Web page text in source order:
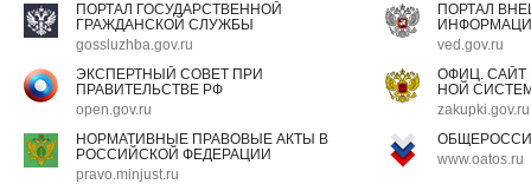
ПОРТАЛ ГОСУДАРСТВЕННОЙ
ГРАЖДАНСКОЙ СЛУЖБЫ
gossluzhba.gov.ru
ПОРТАЛ
ved.gov.ru
ЭКСПЕРТНЫЙ СОВЕТ ПРИ
ПРАВИТЕЛЬСТВЕ РФ
open.gov.ru
ОФИЦ.
НОЙ
zakupki.gov.ru
НОРМАТИВНЫЕ ПРАВОВЫЕ АКТЫ В
РОССИЙСКОЙ ФЕДЕРАЦИИ
pravo.minjust.ru
www.oatos.ru